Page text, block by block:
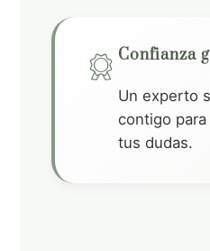
en
t
Confianza
Un experto
contigo
tus dudas.